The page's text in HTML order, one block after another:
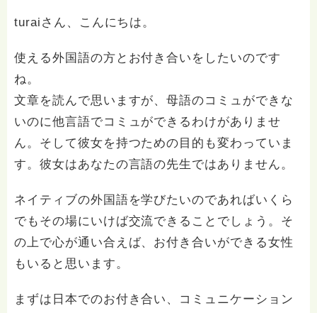
ます。合掌 ※※※※※※※※※※※※
りました。田舎のお寺だからできる新しいお寺ライフを
勤講師で初歩の手話講義をしています。ＮＰＯ手話技能
検定協会理事の役職を頂いて手話学習の普及に努めてお
ります。社会貢献として保護司のお役を通して社会更生
のお手伝いをしております。 どうぞ伊勢にお越しの際
は遊びにお立ち寄りください。また活動は三重だけでな
く、埼玉・東京・神奈川などの首都圏、または車でいけ
るところはどこでも出張で活動しています。仏事のこと
ますので、心のリフレッシュをされたいのであれば、い
つでもお泊りくださいね。 私と一緒に、お寺の復興を
てください。そして伊勢の山寺をあなたの第二のふるさ
とにしてください。 ●お葬式や法要、納骨をお受けして
玉・神奈川まで、車でいけるところはどこでも走り回っ
ております。どうぞご相談ください。 （メールが有
turaiさん、こんにちは。
使える外国語の方とお付き合いをしたいのです
ね。
文章を読んで思いますが、母語のコミュができな
いのに他言語でコミュができるわけがありませ
ん。そして彼女を持つための目的も変わっていま
す。彼女はあなたの言語の先生ではありません。
ネイティブの外国語を学びたいのであればいくら
でもその場にいけば交流できることでしょう。そ
の上で心が通い合えば、お付き合いができる女性
もいると思います。
まずは日本でのお付き合い、コミュニケーション